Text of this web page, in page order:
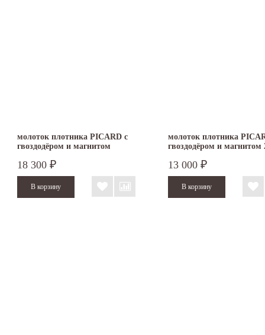
молоток плотника PICARD с
гвоздодёром и магнитом
18 300 ₽
молоток плотника
гвоздодёром и магнитом
13 000 ₽